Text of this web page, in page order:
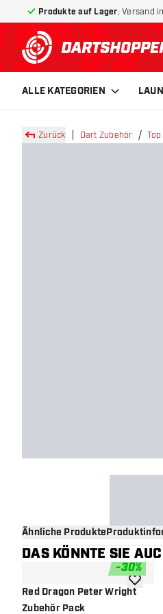
Produkte auf Lager , Versand
zurück zur
ALLE KATEGORIEN
Zurück Dart Zubehör
Ähnliche Produkte
DAS KÖNNTE SIE
-30%
Red Dragon Peter Wright
Zubehör Pack
Zur